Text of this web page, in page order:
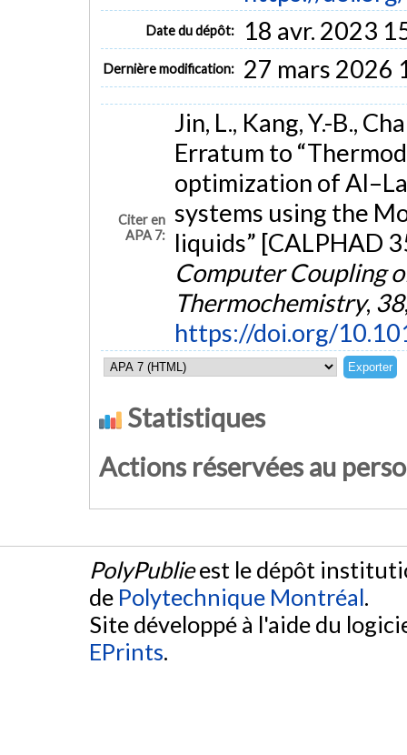
Date du dépôt: 18 avr. 2023
Dernière modification: 27 mars 2026
Citer en
APA 7:
Jin, L., Kang, Y.-B.,
Erratum to
optimization of
systems using the
liquids” [CALPHAD
Computer Coupling
Thermochemistry, 38
https://doi.org/
Statistiques
Actions réservées au
PolyPublieest le dépôt
de Polytechnique Montréal.
Site développé à l'aide du
EPrints.